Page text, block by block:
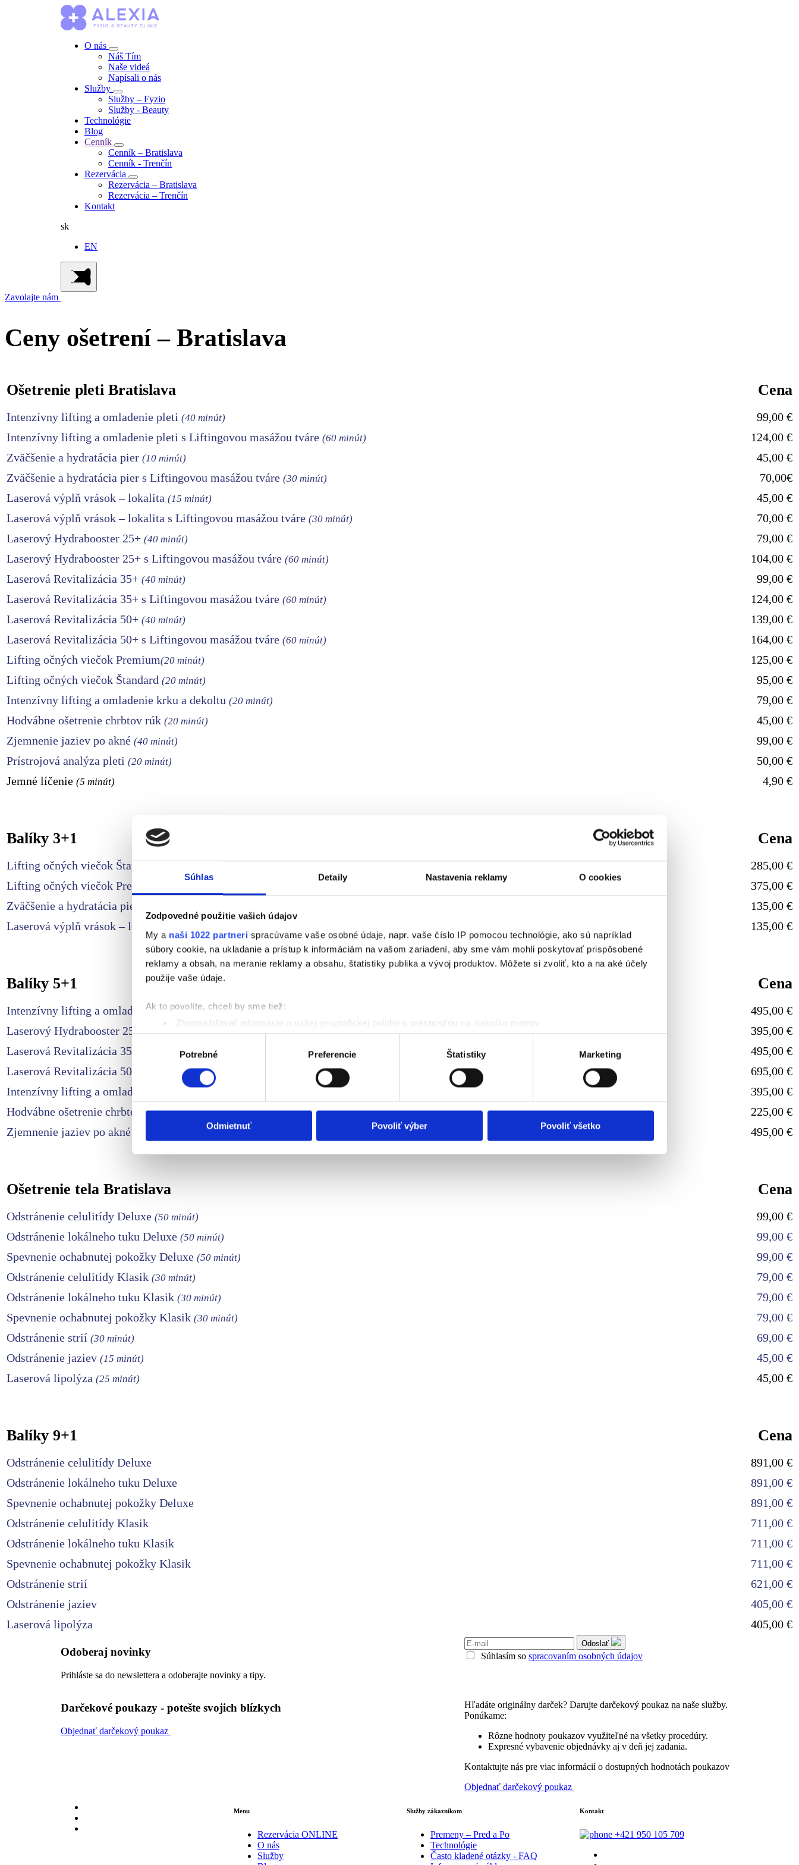
Súhlas Detaily Nastavenia reklamy O cookies
Zodpovedné použitie vašich údajov
My a naši 1022 partneri spracúvame vaše osobné údaje, napr. vaše číslo IP pomocou technológie, ako sú napríklad
súbory cookie, na ukladanie a prístup k informáciám na vašom zariadení, aby sme vám mohli poskytovať prispôsobené
reklamy a obsah, na meranie reklamy a obsahu, štatistiky publika a vývoj produktov. Môžete si zvoliť, kto a na aké účely
použije vaše údaje.
Ak to povolíte, chceli by sme tiež:
Zhromažďovať informácie o vašej geografickej polohe s presnosťou na niekoľko metrov
Identifikovať vaše zariadenie aktívnym skenovaním konkrétnych charakteristík (odtlačky prstov).
Viac informácií o tom, ako sa spracúvajú vaše osobné údaje, nájdete v časti svašimi nastaveniami
. Súhlas môžete
kedykoľvek zmeniť alebo odvolať cez Vyhlásenie o používaní súborov cookie.
cookie. Informácie o tom, ako používate naše webové stránky, poskytujeme aj našim partnerom v oblasti sociálnych
médií, inzercie a analýzy. Títo partneri môžu príslušné informácie skombinovať s ďalšími údajmi, ktoré ste im poskytli
alebo ktoré od vás získali, keď ste používali ich služby.
súhlasu
Potrebné Preferencie Štatistiky Marketing
Odmietnuť Povoliť výber Povoliť všetko
O nás
Náš Tím
Naše videá
Napísali o nás
Služby
Služby – Fyzio
Služby - Beauty
Technológie
Blog
Cenník
Cenník – Bratislava
Cenník - Trenčín
Rezervácia
Rezervácia – Bratislava
Rezervácia – Trenčín
Kontakt
sk
EN
Zavolajte nám
Ceny ošetrení – Bratislava
Ošetrenie pleti Bratislava Cena
Intenzívny lifting a omladenie pleti (40 minút)
99,00 €
Intenzívny lifting a omladenie pleti s Liftingovou masážou tváre (60 minút)
124,00 €
Zväčšenie a hydratácia pier (10 minút)
45,00 €
Zväčšenie a hydratácia pier s Liftingovou masážou tváre (30 minút)
70,00€
Laserová výplň vrások – lokalita (15 minút)
45,00 €
Laserová výplň vrások – lokalita s Liftingovou masážou tváre (30 minút)
70,00 €
Laserový Hydrabooster 25+ (40 minút)
79,00 €
Laserový Hydrabooster 25+ s Liftingovou masážou tváre (60 minút)
104,00 €
Laserová Revitalizácia 35+ (40 minút)
99,00 €
Laserová Revitalizácia 35+ s Liftingovou masážou tváre (60 minút)
124,00 €
Laserová Revitalizácia 50+ (40 minút)
139,00 €
Laserová Revitalizácia 50+ s Liftingovou masážou tváre (60 minút)
164,00 €
Lifting očných viečok Premium(20 minút)
125,00 €
Lifting očných viečok Štandard (20 minút)
95,00 €
Intenzívny lifting a omladenie krku a dekoltu (20 minút)
79,00 €
Hodvábne ošetrenie chrbtov rúk (20 minút)
45,00 €
Zjemnenie jaziev po akné (40 minút)
99,00 €
Prístrojová analýza pleti (20 minút)
50,00 €
Jemné líčenie (5 minút) 4,90 €
Balíky 3+1 Cena
Lifting očných viečok Štandard
285,00 €
Lifting očných viečok Premium
375,00 €
Zväčšenie a hydratácia pier
135,00 €
Laserová výplň vrások – lokalita
135,00 €
Balíky 5+1 Cena
Intenzívny lifting a omladenie pleti
495,00 €
Laserový Hydrabooster 25+
395,00 €
Laserová Revitalizácia 35+
495,00 €
Laserová Revitalizácia 50+
695,00 €
Intenzívny lifting a omladenie krku a dekoltu
395,00 €
Hodvábne ošetrenie chrbtov rúk
225,00 €
Zjemnenie jaziev po akné
495,00 €
Ošetrenie tela Bratislava Cena
Odstránenie celulitídy Deluxe (50 minút)
99,00 €
Odstránenie lokálneho tuku Deluxe (50 minút)
99,00 €
Spevnenie ochabnutej pokožky Deluxe (50 minút)
99,00 €
Odstránenie celulitídy Klasik (30 minút)
79,00 €
Odstránenie lokálneho tuku Klasik (30 minút)
79,00 €
Spevnenie ochabnutej pokožky Klasik (30 minút)
79,00 €
Odstránenie strií (30 minút)
69,00 €
Odstránenie jaziev (15 minút)
45,00 €
Laserová lipolýza (25 minút) 45,00 €
Balíky 9+1 Cena
Odstránenie celulitídy Deluxe
891,00 €
Odstránenie lokálneho tuku Deluxe
891,00 €
Spevnenie ochabnutej pokožky Deluxe
891,00 €
Odstránenie celulitídy Klasik
711,00 €
Odstránenie lokálneho tuku Klasik
711,00 €
Spevnenie ochabnutej pokožky Klasik
711,00 €
Odstránenie strií
621,00 €
Odstránenie jaziev
405,00 €
Laserová lipolýza
405,00 €
Odoberaj novinky
Prihláste sa do newslettera a odoberajte novinky a tipy.
Odoslať
Súhlasím so spracovaním osobných údajov
Darčekové poukazy - potešte svojich blízkych
Objednať darčekový poukaz
Hľadáte originálny darček? Darujte darčekový poukaz na naše služby.
Ponúkame:
Rôzne hodnoty poukazov využiteľné na všetky procedúry.
Expresné vybavenie objednávky aj v deň jej zadania.
Kontaktujte nás pre viac informácií o dostupných hodnotách poukazov
Objednať darčekový poukaz
Menu
Rezervácia ONLINE
O nás
Služby
Služby zákazníkom
Premeny – Pred a Po
Technológie
Často kladené otázky - FAQ
Kontakt
+421 950 105 709